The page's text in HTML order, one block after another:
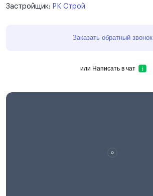
Застройщик: РК Строй
Заказать обратный звонок
или Написать в чат